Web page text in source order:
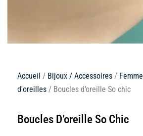
Accueil / Bijoux / Accessoires / Femme
d'oreilles / Boucles d’oreille So chic
Boucles D’oreille So Chic